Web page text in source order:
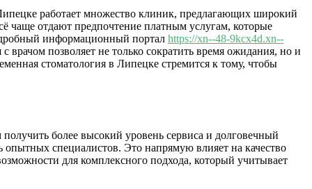
работает множество клиник, предлагающих широкий
чаще отдают предпочтение платным услугам, которые
информационный портал https://xn--48-9kcx4d.xn--
позволяет не только сократить время ожидания, но и
стоматология в Липецке стремится к тому, чтобы
более высокий уровень сервиса и долговечный
опытных специалистов. Это напрямую влияет на качество
для комплексного подхода, который учитывает